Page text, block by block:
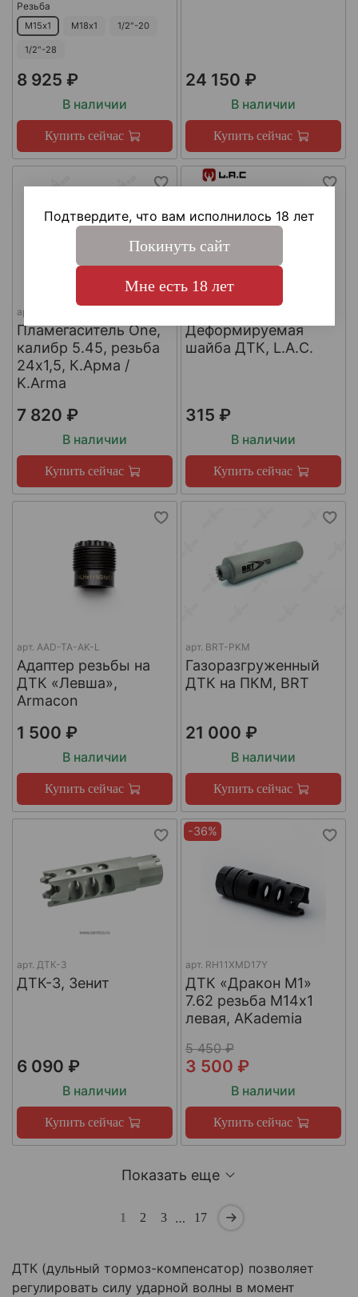
Резьба
М15х1 М18х1 1/2"-20
1/2"-28
8 925 ₽
В наличии
Купить сейчас
24 150 ₽
В наличии
Купить сейчас
арт.
Пламегаситель One,
калибр 5.45, резьба
24х1,5, К.Арма /
K.Arma
7 820 ₽
В наличии
Купить сейчас
Деформируемая
шайба ДТК, L.A.C.
315 ₽
В наличии
Купить сейчас
арт. AAD-TA-AK-L
Адаптер резьбы на
ДТК «Левша»,
Armacon
1 500 ₽
В наличии
Купить сейчас
арт. BRT-PKM
Газоразгруженный
ДТК на ПКМ, BRT
21 000 ₽
В наличии
Купить сейчас
арт. ДТК-3
ДТК-3, Зенит
6 090 ₽
В наличии
Купить сейчас
-36%
арт. RH11XMD17Y
ДТК «Дракон М1»
7.62 резьба М14х1
левая, AKademia
5 450 ₽
3 500 ₽
В наличии
Купить сейчас
Показать еще
1 2 3 … 17
ДТК (дульный тормоз-компенсатор) позволяет
регулировать силу ударной волны в момент
Подтвердите, что вам исполнилось 18 лет
Покинуть сайт
Мне есть 18 лет